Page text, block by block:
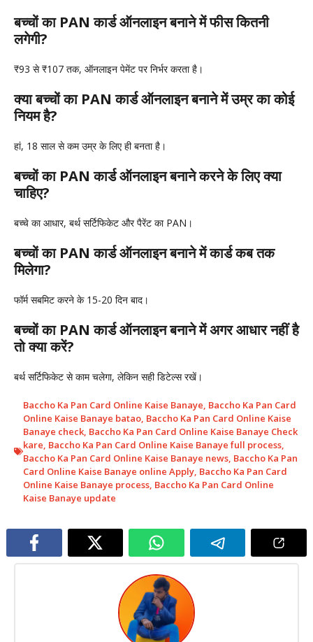
बच्चों का PAN कार्ड ऑनलाइन बनाने में फीस कितनी
लगेगी?
₹93 से ₹107 तक, ऑनलाइन पेमेंट पर निर्भर करता है।
क्या बच्चों का PAN कार्ड ऑनलाइन बनाने में उम्र का कोई
नियम है?
हां, 18 साल से कम उम्र के लिए ही बनता है।
बच्चों का PAN कार्ड ऑनलाइन बनाने करने के लिए क्या
चाहिए?
बच्चे का आधार, बर्थ सर्टिफिकेट और पैरेंट का PAN।
बच्चों का PAN कार्ड ऑनलाइन बनाने में कार्ड कब तक
मिलेगा?
फॉर्म सबमिट करने के 15-20 दिन बाद।
बच्चों का PAN कार्ड ऑनलाइन बनाने में अगर आधार नहीं है
तो क्या करें?
बर्थ सर्टिफिकेट से काम चलेगा, लेकिन सही डिटेल्स रखें।
Baccho Ka Pan Card Online Kaise Banaye Baccho Ka Pan Card
Online Kaise Banaye batao Baccho Ka Pan Card Online Kaise
Banaye check Baccho Ka Pan Card Online Kaise Banaye Check
kare Baccho Ka Pan Card Online Kaise Banaye full process
Baccho Ka Pan Card Online Kaise Banaye news Baccho Ka Pan
Card Online Kaise Banaye online Apply Baccho Ka Pan Card
Online Kaise Banaye process Baccho Ka Pan Card Online
Kaise Banaye update